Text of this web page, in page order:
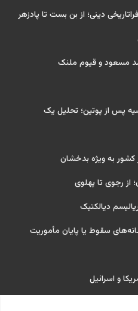
دینی؛ از بن بست تا پادزهر
مسعود و قیوم ملنک
پس از پوتین؛ تحلیل یک
کشور به ویژه بدخشان
از رجوی تا پهلوی
دیالکتیک
سقوط یا پایان مأموریت
و اسرائیل